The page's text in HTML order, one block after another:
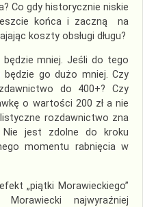
Co gdy historycznie niskie
końca i zaczną na
koszty obsługi długu?
mniej. Jeśli do tego
go dużo mniej. Czy
do 400+? Czy
o wartości 200 zł a nie
rozdawnictwo zna
Nie jest zdolne do kroku
momentu rabnięcia w
„piątki Morawieckiego”
najwyraźniej